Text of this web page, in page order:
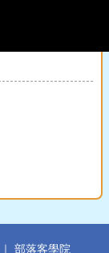
｜ 部落客學院